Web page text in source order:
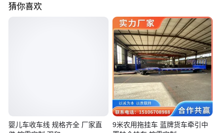
猜你喜欢
婴儿车收车线 规格齐全 厂家直
9米农用拖挂车 蓝牌货车牵引中